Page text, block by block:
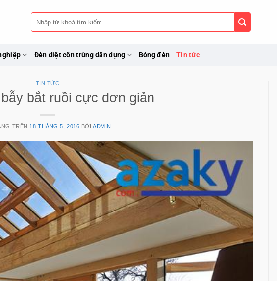
Tìm
kiếm:
Đèn diệt côn trùng dân dụng Bóng đèn Tin tức
TIN TỨC
bắt ruồi cực đơn giản
TRÊN 18 THÁNG 5, 2016 BỞIADMIN